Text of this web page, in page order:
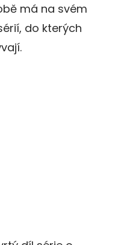
má na svém
do kterých